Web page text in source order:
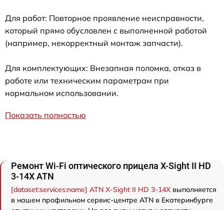
Для работ: Повторное проявление неисправности,
который прямо обусловлен с выполненной работой
(например, некорректный монтаж запчасти).
Для комплектующих: Внезапная поломка, отказ в
работе или техническим параметрам при
нормальном использовании.
Показать полностью
Ремонт Wi-Fi оптического прицела X-Sight II HD
3-14X ATN
[dataset:services:name] ATN X-Sight II HD 3-14X выполняется
в нашем профильном сервис-центре ATN в Екатеринбурге